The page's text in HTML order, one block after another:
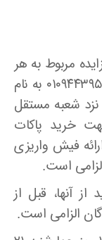
مربوط به هر
ملک، می بایست به حساب شماره ۰۱۰۹۴۴۳۹۵۲۰۰۱ به نام
شعبه مستقل
جهت خرید پاکات
فیش واریزی
آنها، قبل از
الزامی است.